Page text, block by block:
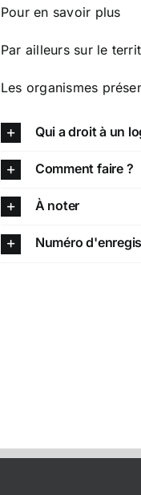
Pour en savoir plus
Par ailleurs sur le
Les organismes
Qui a droit à un
Comment faire ?
À noter
Numéro